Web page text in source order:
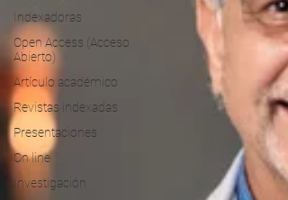
Indexadoras
Open Access (Acceso
Abierto)
Artículo académico
Revistas indexadas
Presentaciones
On line
Investigación